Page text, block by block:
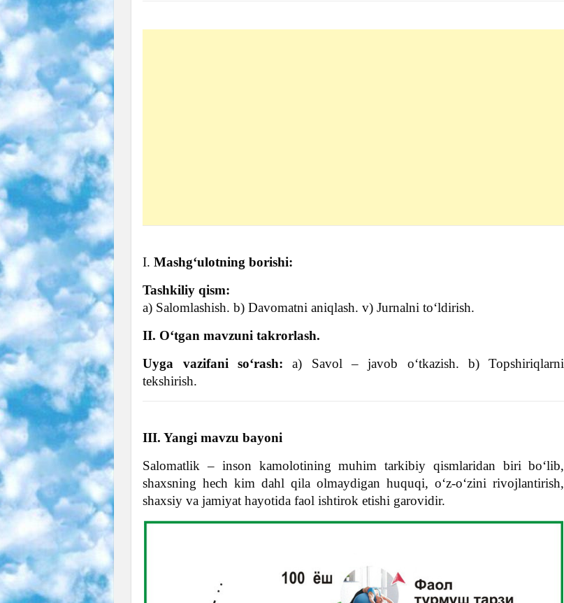
I.Mashg‘ulotning borishi:
Tashkiliy qism:
a) Salomlashish. b) Davomatni aniqlash. v) Jurnalni to‘ldirish.
II. O‘tgan mavzuni takrorlash.
Uyga vazifani so‘rash: a) Savol – javob o‘tkazish. b) Topshiriqlarni
tekshirish.
III. Yangi mavzu bayoni
Salomatlik – inson kamolotining muhim tarkibiy qismlaridan biri bo‘lib,
shaxsning hech kim dahl qila olmaydigan huquqi, o‘z-o‘zini rivojlantirish,
shaxsiy va jamiyat hayotida faol ishtirok etishi garovidir.